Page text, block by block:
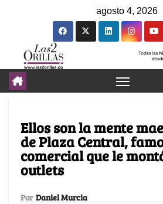
agosto 4, 2026
Ellos son la mente
de Plaza Central,
comercial que le
outlets
Por Daniel Murcia